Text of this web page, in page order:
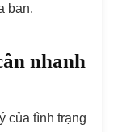
bạn.
nhanh
của tình trạng